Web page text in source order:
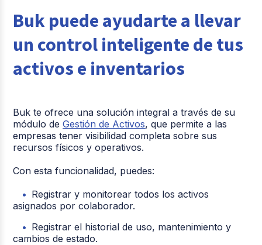
Buk puede ayudarte a llevar
un control inteligente de tus
activos e inventarios
Buk te ofrece una solución integral a través de su
módulo deGestión de Activos, que permite a las
empresas tener visibilidad completa sobre sus
recursos físicos y operativos.
Con esta funcionalidad, puedes:
Registrar y monitorear todos los activos
asignados por colaborador.
Registrar el historial de uso, mantenimiento y
cambios de estado.